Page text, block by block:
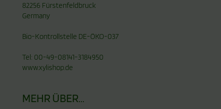
82256 Fürstenfeldbruck
Germany
Bio-Kontrollstelle DE-ÖKO-037
Tel: 00-49-08141-3184950
www.xylishop.de
MEHR ÜBER...